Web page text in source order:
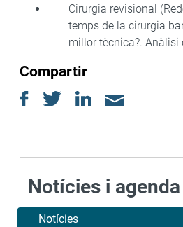
Cirurgia revisional
temps de la cirurgia
millor tècnica?. Anàlisi
Compartir
Notícies i agenda
Notícies